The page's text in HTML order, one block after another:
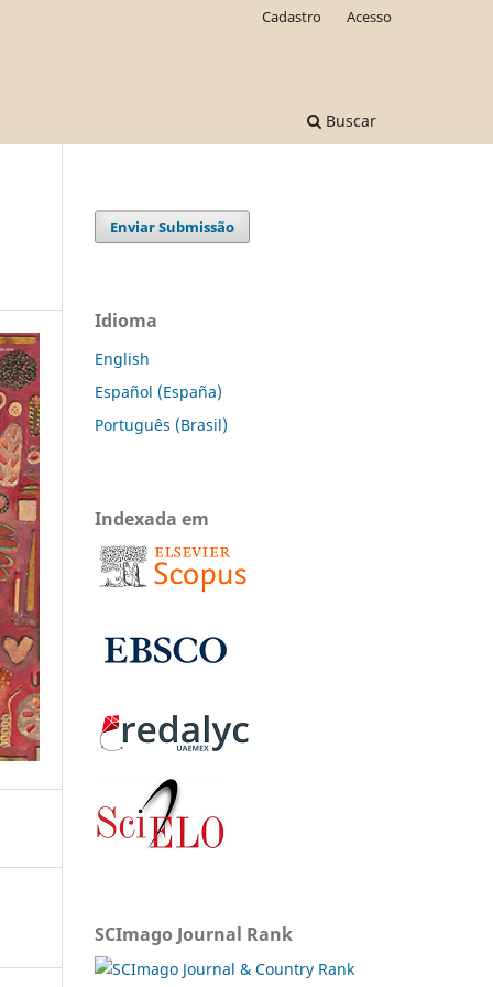
Buscar
Cadastro Acesso
Enviar Submissão
Idioma
English
Español (España)
Português (Brasil)
Indexada em
SCImago Journal Rank